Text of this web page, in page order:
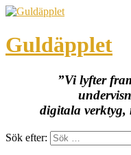
Guldäpplet
”Vi lyfter
digitala verktyg,
Sök efter: